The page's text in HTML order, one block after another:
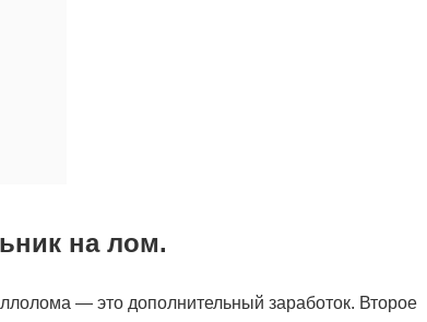
на лом.
— это дополнительный заработок. Второе